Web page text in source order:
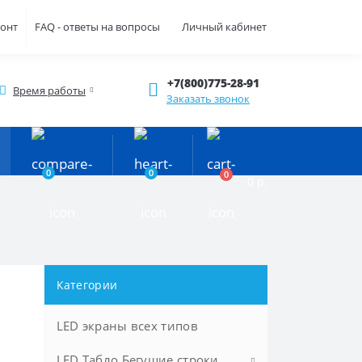
FAQ - ответы на вопросы Личный кабинет
Время работы +7(800)775-28-91
Заказать звонок
0 0 0
Категории
LED экраны всех типов